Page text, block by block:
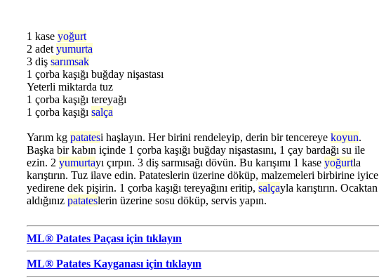
1 kase yoğurt
2 adet yumurta
3 diş sarımsak
1 çorba kaşığı buğday nişastası
Yeterli miktarda tuz
1 çorba kaşığı tereyağı
1 çorba kaşığı salça
Yarım kg patatesi haşlayın. Her birini rendeleyip, derin bir tencereye koyun.
Başka bir kabın içinde 1 çorba kaşığı buğday nişastasını, 1 çay bardağı su ile
ezin. 2 yumurtayı çırpın. 3 diş sarmısağı dövün. Bu karışımı 1 kase yoğurtla
karıştırın. Tuz ilave edin. Patateslerin üzerine döküp, malzemeleri birbirine iyice
yedirene dek pişirin. 1 çorba kaşığı tereyağını eritip, salçayla karıştırın. Ocaktan
aldığınız patateslerin üzerine sosu döküp, servis yapın.
ML® Patates Paçası için tıklayın
ML® Patates Kayganası için tıklayın